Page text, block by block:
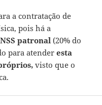
a contratação de
pois há a
patronal(20% do
para atenderesta
visto que o